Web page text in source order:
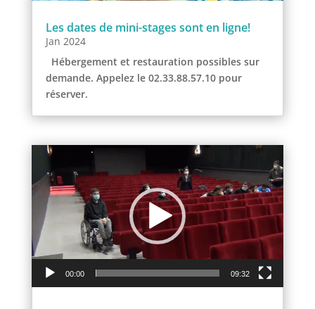
Les dates de mini-stages sont en ligne!
Jan 2024
Hébergement et restauration possibles sur
demande. Appelez le 02.33.88.57.10 pour
réserver.
Lecteur
vidéo
00:00 09:32